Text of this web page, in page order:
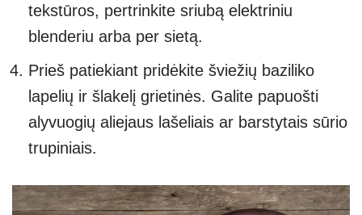
tekstūros, pertrinkite sriubą elektriniu
blenderiu arba per sietą.
Prieš patiekiant pridėkite šviežių baziliko
lapelių ir šlakelį grietinės. Galite papuošti
alyvuogių aliejaus lašeliais ar barstytais sūrio
trupiniais.